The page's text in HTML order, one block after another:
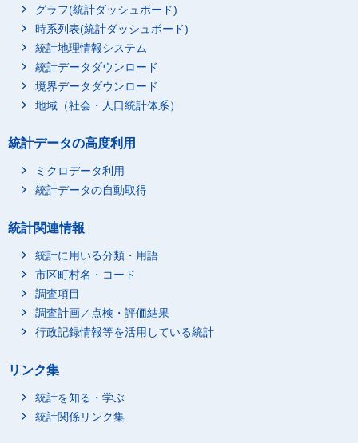
グラフ(統計ダッシュボード)
時系列表(統計ダッシュボード)
統計地理情報システム
統計データダウンロード
境界データダウンロード
地域（社会・人口統計体系）
統計データの高度利用
ミクロデータ利用
統計データの自動取得
統計関連情報
統計に用いる分類・用語
市区町村名・コード
調査項目
調査計画／点検・評価結果
行政記録情報等を活用している統計
リンク集
統計を知る・学ぶ
統計関係リンク集